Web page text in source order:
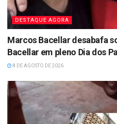
DESTAQUE AGORA
Marcos Bacellar desabafa
Bacellar em pleno Dia dos
8 DE AGOSTO DE 2026